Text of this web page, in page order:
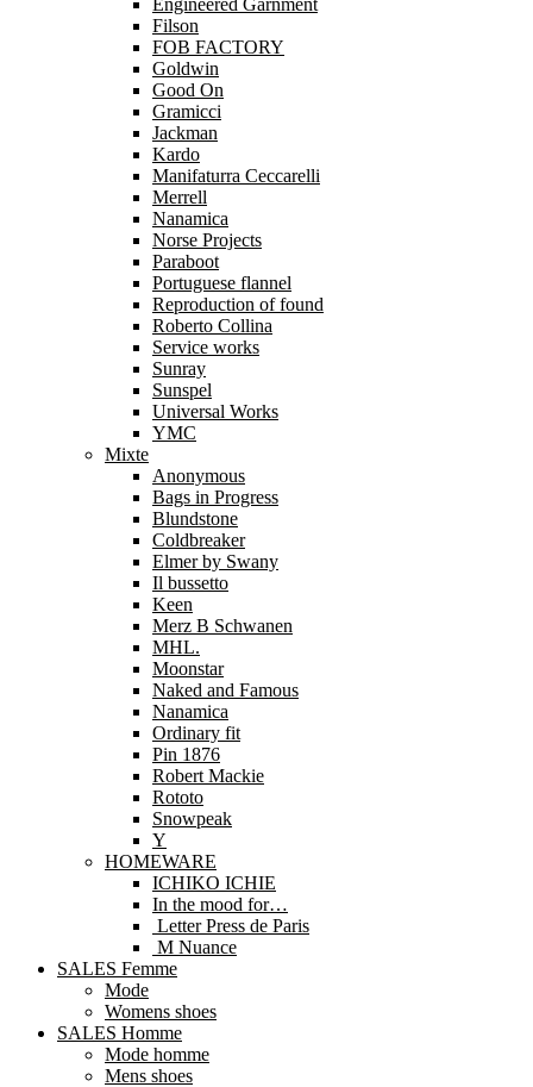
Engineered Garnment
Filson
FOB FACTORY
Goldwin
Good On
Gramicci
Jackman
Kardo
Manifaturra Ceccarelli
Merrell
Nanamica
Norse Projects
Paraboot
Portuguese flannel
Reproduction of found
Roberto Collina
Service works
Sunray
Sunspel
Universal Works
YMC
Mixte
Anonymous
Bags in Progress
Blundstone
Coldbreaker
Elmer by Swany
Il bussetto
Keen
Merz B Schwanen
MHL.
Moonstar
Naked and Famous
Nanamica
Ordinary fit
Pin 1876
Robert Mackie
Rototo
Snowpeak
Y
HOMEWARE
ICHIKO ICHIE
In the mood for…
Letter Press de Paris
M Nuance
SALES Femme
Mode
Womens shoes
SALES Homme
Mode homme
Mens shoes